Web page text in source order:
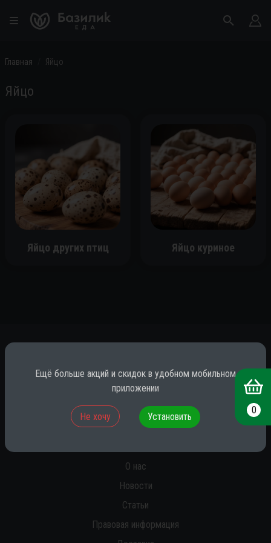
Главная Яйцо
Яйцо
Яйцо других птиц Яйцо куриное
* принадлежит компании Meta (признана экстремистской на территории
РФ)
О нас
Новости
Статьи
Правовая информация
0
Ещё больше акций и скидок в удобном мобильном
приложении
Не хочу Установить